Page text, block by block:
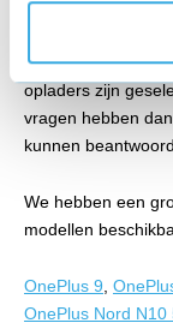
je aan de slag. Ga
plaatsen, dan is
binnen hebt. Je
opladers zijn
vragen hebben
kunnen
We hebben een
modellen
OnePlus 9
OnePlus Nord N10